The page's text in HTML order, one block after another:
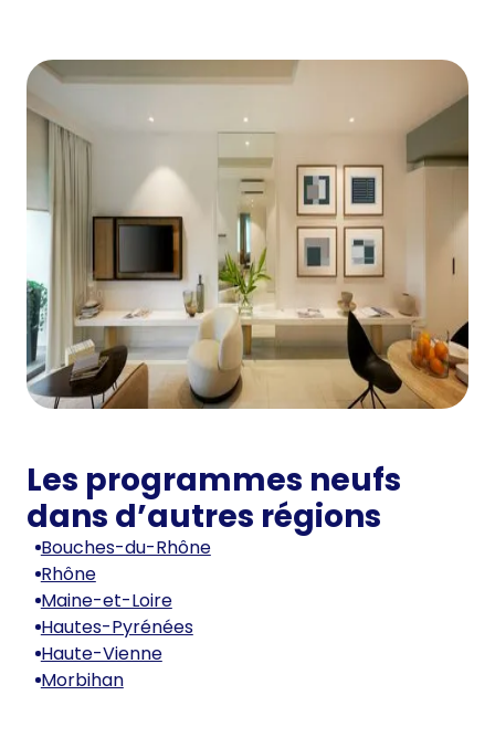
Les programmes neufs
dans d’autres régions
Bouches-du-Rhône
Rhône
Maine-et-Loire
Hautes-Pyrénées
Haute-Vienne
Morbihan